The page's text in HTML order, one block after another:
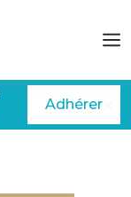
Adhérer